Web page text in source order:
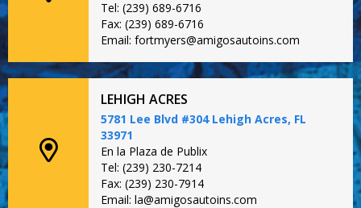
Tel: (239) 689-6716
Fax: (239) 689-6716
Email: fortmyers@amigosautoins.com
LEHIGH ACRES
5781 Lee Blvd #304 Lehigh Acres, FL
33971
En la Plaza de Publix
Tel: (239) 230-7214
Fax: (239) 230-7914
Email: la@amigosautoins.com